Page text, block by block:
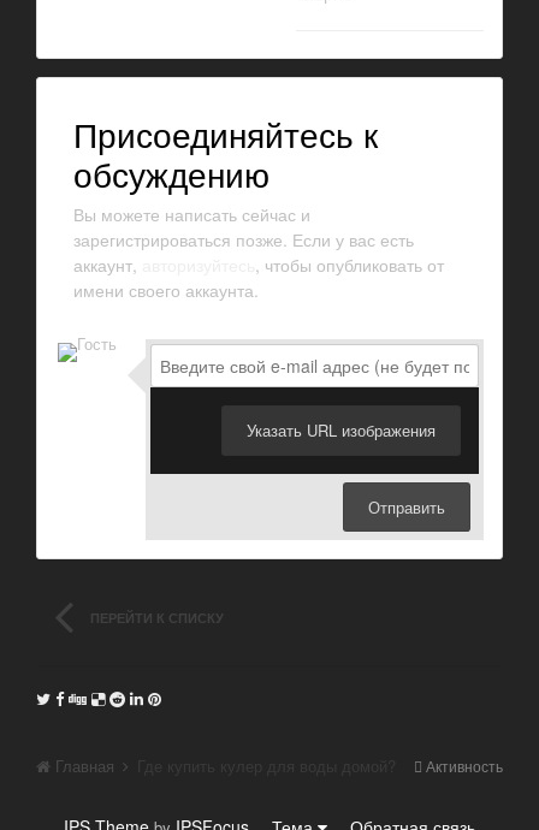
Присоединяйтесь к
обсуждению
Вы можете написать сейчас и
зарегистрироваться позже. Если у вас есть
аккаунт,
, чтобы опубликовать от
имени своего аккаунта.
Указать URL изображения
Отправить
ПЕРЕЙТИ К СПИСКУ
Активность
Главная